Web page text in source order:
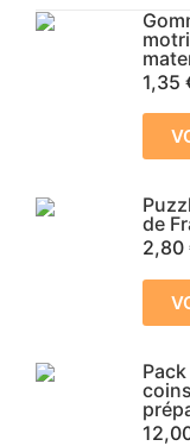
1,35
de
2,80